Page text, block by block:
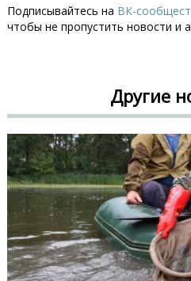
Подписывайтесь на ВК-
чтобы не пропустить новости и
Другие